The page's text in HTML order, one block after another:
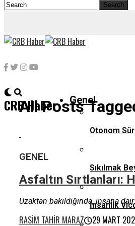
CRB Haber Genel
Otonom
Sıkılmak
İnsanlık
All Posts
GENEL
Asfaltın Sırtlanları:
Uzaktan bakıldığında, insana
RASIM TAHIR MARAZ
29 MART